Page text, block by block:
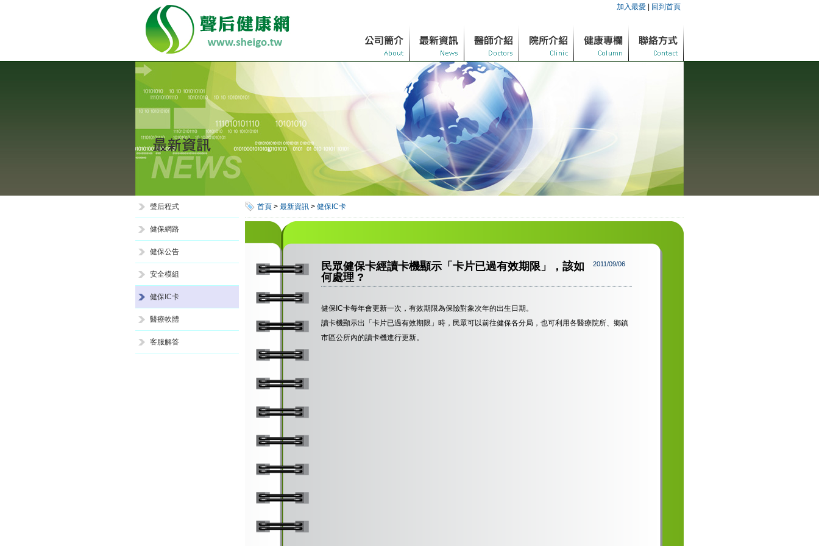
加入最愛 回到首頁
聲后程式
健保網路
健保公告
安全模組
健保IC卡
醫療軟體
客服解答
首頁 > 最新資訊 > 健保IC卡
2011/09/06
民眾健保卡經讀卡機顯示「卡片已過有效期限」，該如
何處理 ?
健保IC卡每年會更新一次，有效期限為保險對象次年的出生日期。
讀卡機顯示出「卡片已過有效期限」時，民眾可以前往健保各分局，也可利用各醫療院所、鄉鎮
市區公所內的讀卡機進行更新。